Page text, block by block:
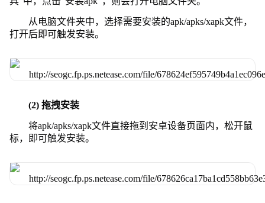
从电脑文件夹中，选择需要安装的apk/apks/xapk文件，
打开后即可触发安装。
(2) 拖拽安装
将apk/apks/xapk文件直接拖到安卓设备页面内，松开鼠
标，即可触发安装。